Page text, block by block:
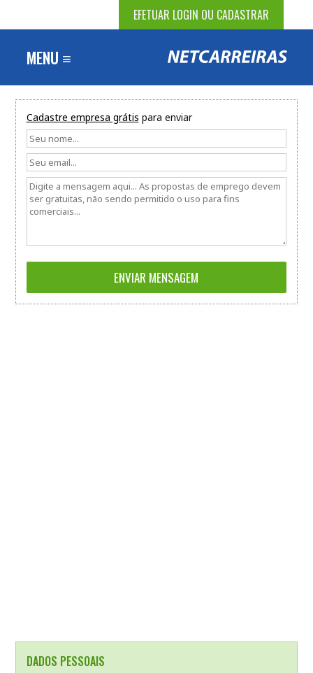
EFETUAR LOGIN OU CADASTRAR
MENU ≡
Cadastre empresa grátis para enviar
DADOS PESSOAIS